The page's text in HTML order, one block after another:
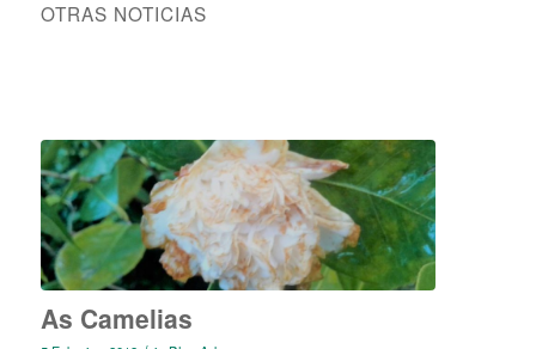
OTRAS NOTICIAS
As Camelias